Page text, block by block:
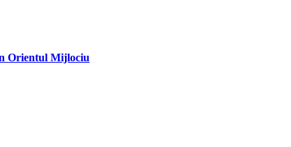
Orientul Mijlociu